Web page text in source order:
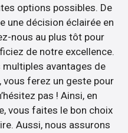
options possibles. De
une décision éclairée en
nous au plus tôt pour
de notre excellence.
avantages de
vous ferez un geste pour
pas ! Ainsi, en
vous faites le bon choix
Aussi, nous assurons